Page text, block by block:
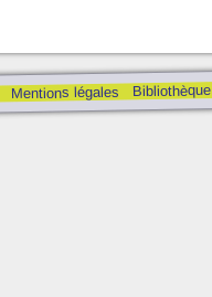
Mentions légales